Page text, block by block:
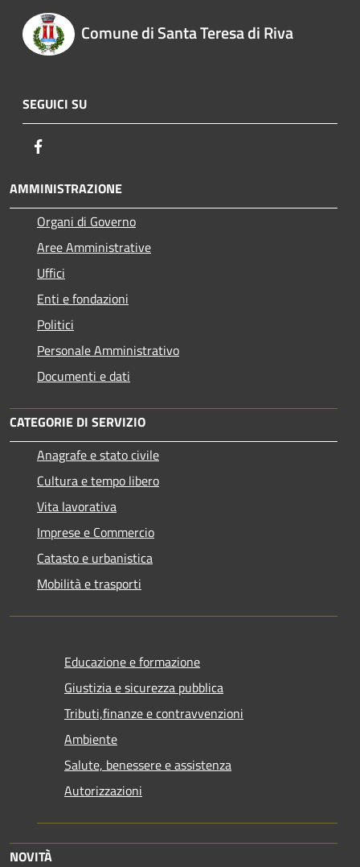
Comune di Santa Teresa di Riva
SEGUICI SU
AMMINISTRAZIONE
Organi di Governo
Aree Amministrative
Uffici
Enti e fondazioni
Politici
Personale Amministrativo
Documenti e dati
CATEGORIE DI SERVIZIO
Anagrafe e stato civile
Cultura e tempo libero
Vita lavorativa
Imprese e Commercio
Catasto e urbanistica
Mobilità e trasporti
Educazione e formazione
Giustizia e sicurezza pubblica
Tributi,finanze e contravvenzioni
Ambiente
Salute, benessere e assistenza
Autorizzazioni
NOVITÀ